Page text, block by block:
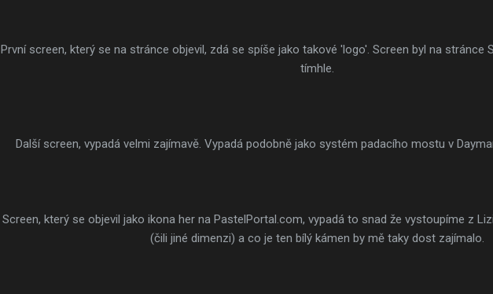
První screen, který se na stránce objevil, zdá se spíše jako takové 'logo'. Screen byl na stránce
tímhle.
Další screen, vypadá velmi zajímavě. Vypadá podobně jako systém padacího mostu v
Screen, který se objevil jako ikona her na PastelPortal.com, vypadá to snad že vystoupíme z
(čili jiné dimenzi) a co je ten bílý kámen by mě taky dost zajímalo.